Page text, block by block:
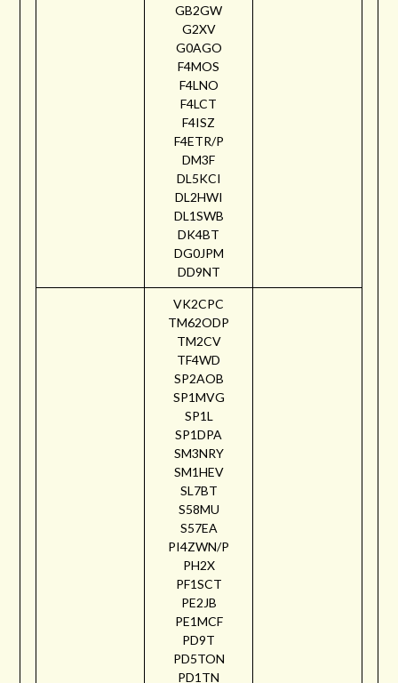
GB2GW
G2XV
G0AGO
F4MOS
F4LNO
F4LCT
F4ISZ
F4ETR/P
DM3F
DL5KCI
DL2HWI
DL1SWB
DK4BT
DG0JPM
DD9NT
VK2CPC
TM62ODP
TM2CV
TF4WD
SP2AOB
SP1MVG
SP1L
SP1DPA
SM3NRY
SM1HEV
SL7BT
S58MU
S57EA
PI4ZWN/P
PH2X
PF1SCT
PE2JB
PE1MCF
PD9T
PD5TON
PD1TN